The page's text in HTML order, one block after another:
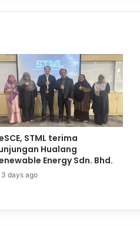
STML terima
Hualang
Energy Sdn. Bhd.
3 days ago